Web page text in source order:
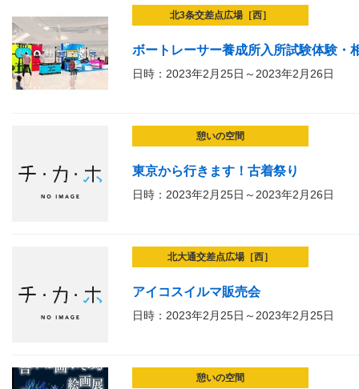
北3条交差点広場［西］
ボートレーサー養成所入所試験体験・
日時：2023年2月25日～2023年2月26日
憩いの空間
東京から行きます！古着祭り
日時：2023年2月25日～2023年2月26日
北大通交差点広場［西］
アイコスイルマ販売会
日時：2023年2月25日～2023年2月25日
憩いの空間